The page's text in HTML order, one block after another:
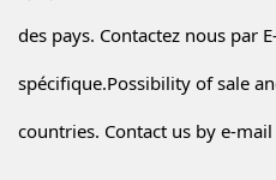
des pays. Contactez nous par
spécifique.Possibility of sale
countries. Contact us by e-